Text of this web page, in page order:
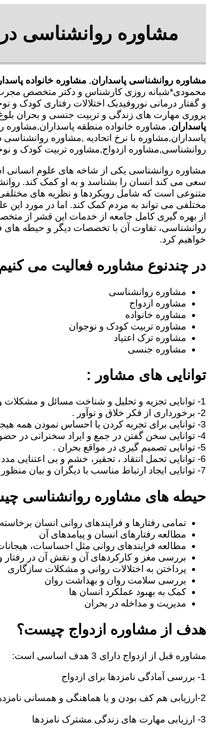
مشاوره روانشناسی
مشاوره روانشناسی پاسداران, مشاوره خانواده
محمودی*شبانه روزی کارشناس و دکتر متخصص مجرب
و گفتار درمانی نوروفیدبک اختلالات رفتاری کودک
پروری مهارت های زندگی و تربیت جنسی و بحران
پاسداران, مشاوره خانواده منطقه
پاسداران,مشاوره با نرخ اتحادیه ,مشاوره
روانشناسی,مشاوره ازدواج,مشاوره تربیت کودک و
مشاوره روانشناسی یکی از شاخه های علوم انسانی
سعی می کند انسان را بشناسد و به او کمک کند.
متنوعی است که شامل رویکردها و نظریه های
مختلفی می تواند به مردم کمک کند. اما در مورد این
از بهره گیری کامل جامعه از خدمات این قشر از
روانشناسی، تفاوت آن با تخصصات دیگر و حیطه
خواهیم کرد.
در چندنوع مشاوره فعالیت می
مشاوره روانشناسی
مشاوره ازدواج
مشاوره خانواده
مشاوره تربیت کودک و نوجوان
مشاوره ترک اعتیاد
مشاوره جنسی
توانایی های مشاور :
1- توانایی تجزیه و تحلیل و شناخت مسائل و مشکلات و استنتاج مطالب .
2- برخورداری از فکر خلاق و نوآور .
3- توانایی برای تجربه کردن یا احساس نمودن همه هیجانات آدمی نظیر غم، امید ، احساس خوشبختی ، صمیمیت .
4- توانایی سخن گفتن در جمع و ایراد سخنرانی در حضور دیگران .
5- توانایی تصمیم گیری در مواقع بحران .
6- توانایی تحمل انتقاد ، تحقیر، خشم و بی اعتنایی مددجو .
7- توانایی ایجاد ارتباط مناسب با دیگران و بیان منظور و مطالب خود به طریف مقابل.
حیطه های مشاوره روانشناسی
تمامی رفتارها و فرایندهای روانی انسان
مطالعه رفتارهای انسان و پیامدهای آن
مطالعه فرایندهای روانی مثل احساسات،
بررسی مغز و کارکردهای آن و نقش آن در رفتار و
پرداختن به اختلالات روانی و مشکلات سازگاری
بررسی سلامت روان و بهداشت روان
کمک به بهبود عملکرد انسان ها
مدیریت و مداخله در بحران
هدف از مشاوره ازدواج چیست؟
مشاوره قبل از ازدواج دارای 3 هدف اساسی است:
1- بررسی آمادگی نامزدها برای ازدواج
2-ارزیابی هم کف بودن و یا هماهنگی و همسانی نامزدها
3- ارزیابی مهارت های زندگی مشترک نامزدها